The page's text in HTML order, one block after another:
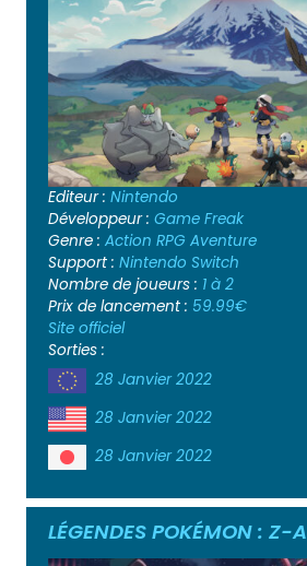
Editeur : Nintendo
Développeur : Game Freak
Genre : Action RPG Aventure
Support : Nintendo Switch
Nombre de joueurs : 1 à 2
Prix de lancement : 59.99€
Site officiel
Sorties :
28 Janvier 2022
28 Janvier 2022
28 Janvier 2022
LÉGENDES POKÉMON : Z-A